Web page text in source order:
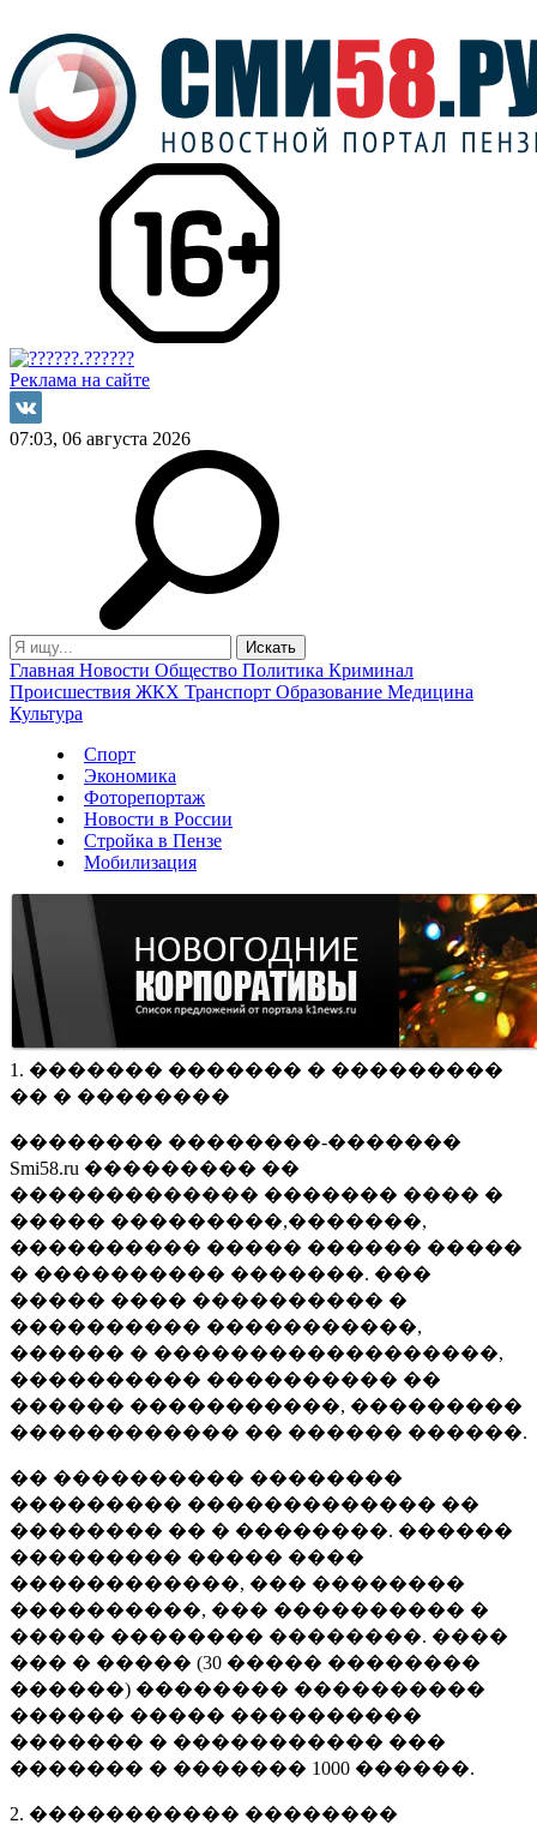
Реклама на сайте
07:03, 06 августа 2026
Главная Новости Общество Политика Криминал
Происшествия ЖКХ Транспорт Образование Медицина
Культура
Спорт
Экономика
Фоторепортаж
Новости в России
Стройка в Пензе
Мобилизация
1. ������� ������� � ���������
�� � ��������
�������� ��������-�������
Smi58.ru ��������� ��
������������� ������� ���� �
����� ���������,�������,
���������� ����� ������ �����
� ���������� �������. ���
����� ���� ���������� �
���������� �����������,
������ � ������������������,
���������� ���������� ��
������ �����������, ���������
������������ �� ������ ������.
�� ���������� ��������
��������� ������������� ��
�������� �� � ��������. ������
��������� ����� ����
������������, ��� ��������
����������, ��� ���������� �
����� �������� ��������. ����
��� � ����� (30 ����� ��������
������) �������� ����������
������ ����� ����������
������� � ����������� ���
������� � ������� 1000 ������.
2. ����������� ��������